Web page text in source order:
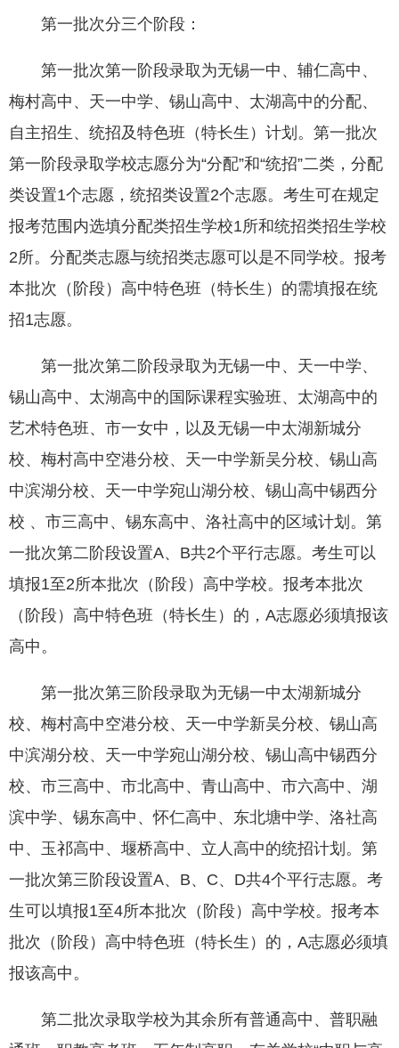
第一批次分三个阶段：
第一批次第一阶段录取为无锡一中、辅仁高中、
梅村高中、天一中学、锡山高中、太湖高中的分配、
自主招生、统招及特色班（特长生）计划。第一批次
第一阶段录取学校志愿分为“分配”和“统招”二类，分配
类设置1个志愿，统招类设置2个志愿。考生可在规定
报考范围内选填分配类招生学校1所和统招类招生学校
2所。分配类志愿与统招类志愿可以是不同学校。报考
本批次（阶段）高中特色班（特长生）的需填报在统
招1志愿。
第一批次第二阶段录取为无锡一中、天一中学、
锡山高中、太湖高中的国际课程实验班、太湖高中的
艺术特色班、市一女中，以及无锡一中太湖新城分
校、梅村高中空港分校、天一中学新吴分校、锡山高
中滨湖分校、天一中学宛山湖分校、锡山高中锡西分
校 、市三高中、锡东高中、洛社高中的区域计划。第
一批次第二阶段设置A、B共2个平行志愿。考生可以
填报1至2所本批次（阶段）高中学校。报考本批次
（阶段）高中特色班（特长生）的，A志愿必须填报该
高中。
第一批次第三阶段录取为无锡一中太湖新城分
校、梅村高中空港分校、天一中学新吴分校、锡山高
中滨湖分校、天一中学宛山湖分校、锡山高中锡西分
校、市三高中、市北高中、青山高中、市六高中、湖
滨中学、锡东高中、怀仁高中、东北塘中学、洛社高
中、玉祁高中、堰桥高中、立人高中的统招计划。第
一批次第三阶段设置A、B、C、D共4个平行志愿。考
生可以填报1至4所本批次（阶段）高中学校。报考本
批次（阶段）高中特色班（特长生）的，A志愿必须填
报该高中。
第二批次录取学校为其余所有普通高中、普职融